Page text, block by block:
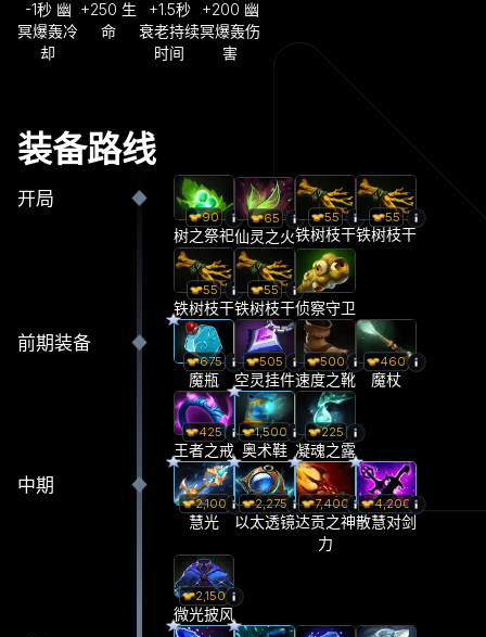
-1秒 幽
冥爆轰冷
却
+250 生
命
+1.5秒
衰老持续
时间
+200 幽
冥爆轰伤
害
装备路线
开局
90
树之祭祀
65
仙灵之火
55
铁树枝干
55
铁树枝干
55
铁树枝干
55
铁树枝干侦察守卫
前期装备
675
魔瓶
505
空灵挂件
500
速度之靴
460
魔杖
425
王者之戒
1,500
奥术鞋
225
凝魂之露
中期
2,100
慧光
2,275
以太透镜
7,400
达贡之神
力
4,200
散慧对剑
2,150
微光披风